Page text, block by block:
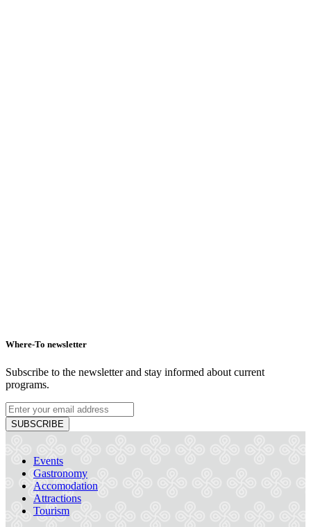
Where-To newsletter
Subscribe to the newsletter and stay informed about current
programs.
SUBSCRIBE
Events
Gastronomy
Accomodation
Attractions
Tourism